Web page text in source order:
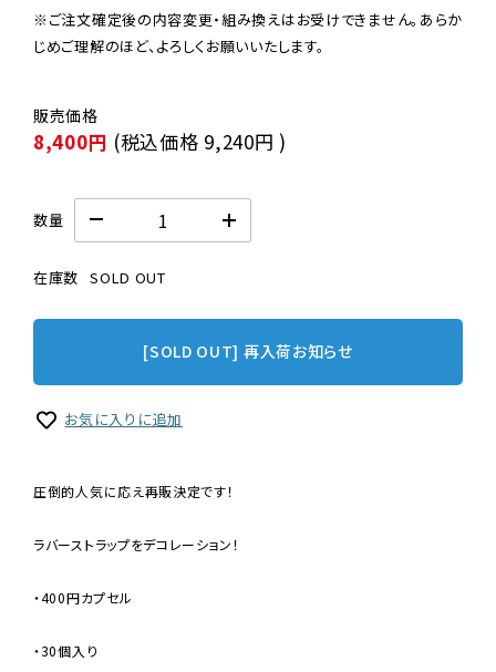
※ご注文確定後の内容変更・組み換えはお受けできません。あらか
じめご理解のほど、よろしくお願いいたします。
8,400円 (税込価格 9,240円 )
数量
在庫数 SOLD OUT
[SOLD OUT] 再入荷お知らせ
お気に入りに追加
圧倒的人気に応え再販決定です！
ラバーストラップをデコレーション！
・400円カプセル
・30個入り